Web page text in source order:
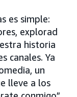
es simple:
explorad
historia
canales. Ya
un
lleve a los